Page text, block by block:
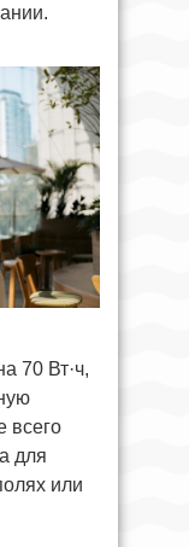
70 Вт·ч,
всего
для
или